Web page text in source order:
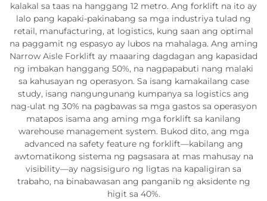
kalakal sa taas na hanggang 12 metro. Ang forklift na ito ay
lalo pang kapaki-pakinabang sa mga industriya tulad ng
retail, manufacturing, at logistics, kung saan ang optimal
na paggamit ng espasyo ay lubos na mahalaga. Ang aming
Narrow Aisle Forklift ay maaaring dagdagan ang kapasidad
ng imbakan hanggang 50%, na nagpapabuti nang malaki
sa kahusayan ng operasyon. Sa isang kamakailang case
study, isang nangungunang kumpanya sa logistics ang
nag-ulat ng 30% na pagbawas sa mga gastos sa operasyon
matapos isama ang aming mga forklift sa kanilang
warehouse management system. Bukod dito, ang mga
advanced na safety feature ng forklift—kabilang ang
awtomatikong sistema ng pagsasara at mas mahusay na
visibility—ay nagsisiguro ng ligtas na kapaligiran sa
trabaho, na binabawasan ang panganib ng aksidente ng
higit sa 40%.